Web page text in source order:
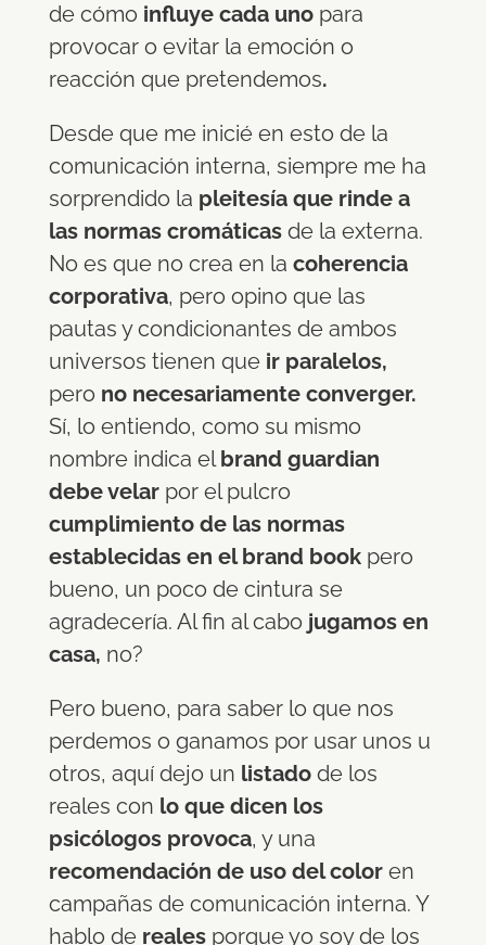
de cómo influye cada unopara
provocar o evitar la emoción o
reacción que pretendemos.
Desde que me inicié en esto de la
comunicación interna, siempre me ha
sorprendido la pleitesía que rinde a
las normas cromáticasde la externa.
No es que no crea en la coherencia
corporativa, pero opino que las
pautas y condicionantes de ambos
universos tienen queir paralelos,
pero no necesariamente converger.
Sí, lo entiendo, como su mismo
nombre indica elbrand guardian
debe velarpor el pulcro
cumplimiento de las normas
establecidas en el brand bookpero
bueno, un poco de cintura se
agradecería. Al fin al cabo jugamos en
casa, no?
Pero bueno, para saber lo que nos
perdemos o ganamos por usar unos u
otros, aquí dejo un listadode los
reales con lo que dicen los
psicólogos provoca, y una
recomendación de uso del coloren
campañas de comunicación interna. Y
hablo de realesporque yo soy de los